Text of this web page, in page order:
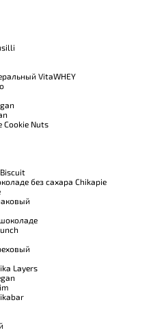
VitaWHEY
Cookie Nuts
Biscuit
без сахара Chikapie
Layers